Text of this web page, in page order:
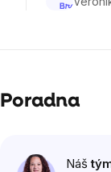
Poradna
Náš